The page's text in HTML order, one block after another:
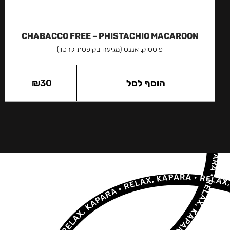
CHABACCO FREE – PHISTACHIO MACAROON
פיסטוק, אננס (מגיעה בקופסת קרטון)
₪30 הוסף לסל